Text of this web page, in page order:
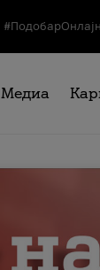
#ПодобарОнлајн
Медиа